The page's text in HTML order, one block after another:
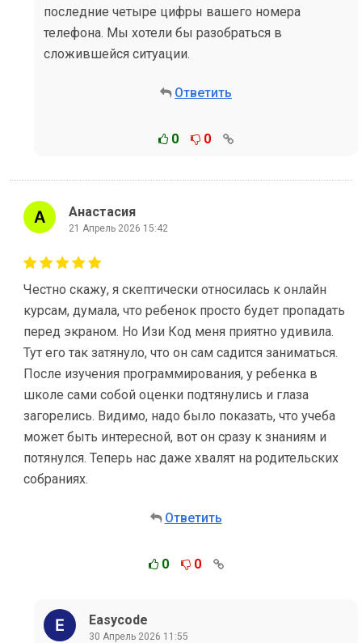
последние четыре цифры вашего номера
телефона. Мы хотели бы разобраться в
сложившейся ситуации.
Ответить
0 0
Анастасия
21 Апрель 2026 15:42
Честно скажу, я скептически относилась к онлайн
курсам, думала, что ребенок просто будет пропадать
перед экраном. Но Изи Код меня приятно удивила.
Тут его так затянуло, что он сам садится заниматься.
После изучения программирования, у ребенка в
школе сами собой оценки подтянулись и глаза
загорелись. Видимо, надо было показать, что учеба
может быть интересной, вот он сразу к знаниям и
потянулся. Теперь нас даже хвалят на родительских
собраниях.
Ответить
0 0
Easycode
30 Апрель 2026 11:55